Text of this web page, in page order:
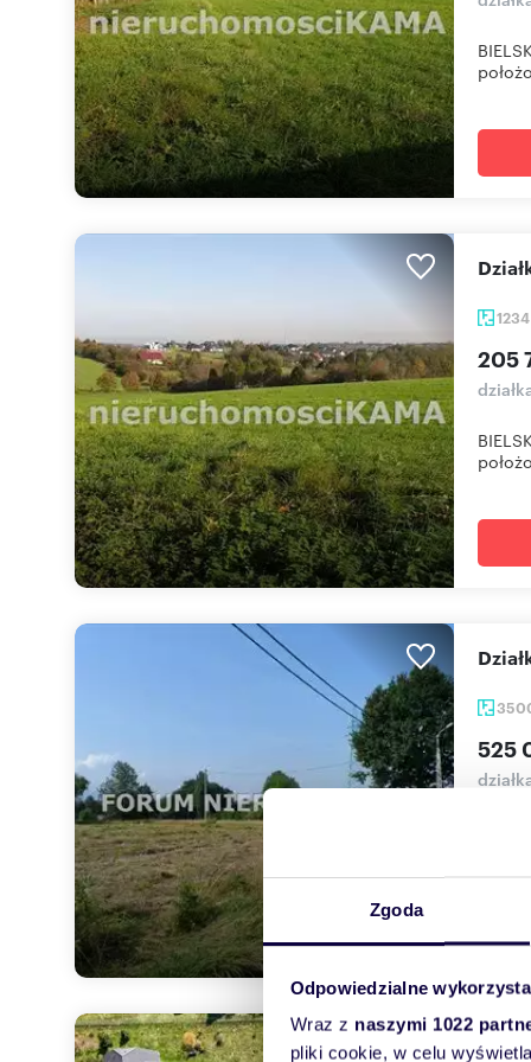
Zgoda
Odpowiedzialne
Wraz z naszymi 1022
pliki cookie, w celu
205
525